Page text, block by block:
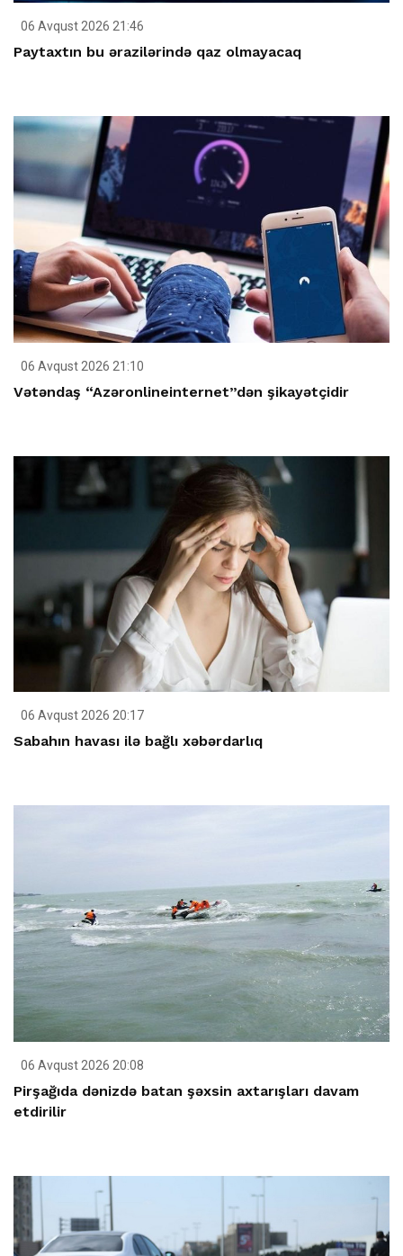
06 Avqust 2026 21:46
Paytaxtın bu ərazilərində qaz olmayacaq
06 Avqust 2026 21:10
Vətəndaş “Azəronlineinternet”dən şikayətçidir
06 Avqust 2026 20:17
Sabahın havası ilə bağlı xəbərdarlıq
06 Avqust 2026 20:08
Pirşağıda dənizdə batan şəxsin axtarışları davam
etdirilir